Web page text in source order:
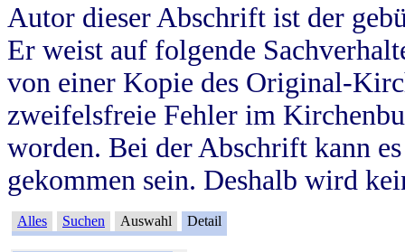
Autor dieser Abschrift ist der
Er weist auf folgende
von einer Kopie des Original-
zweifelsfreie Fehler im
worden. Bei der Abschrift kann
gekommen sein. Deshalb wird
Alles Suchen Auswahl Detail